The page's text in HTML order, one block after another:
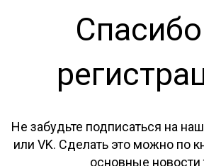
Не забудьте подписаться на
или VK. Сделать это можно по
основные новости